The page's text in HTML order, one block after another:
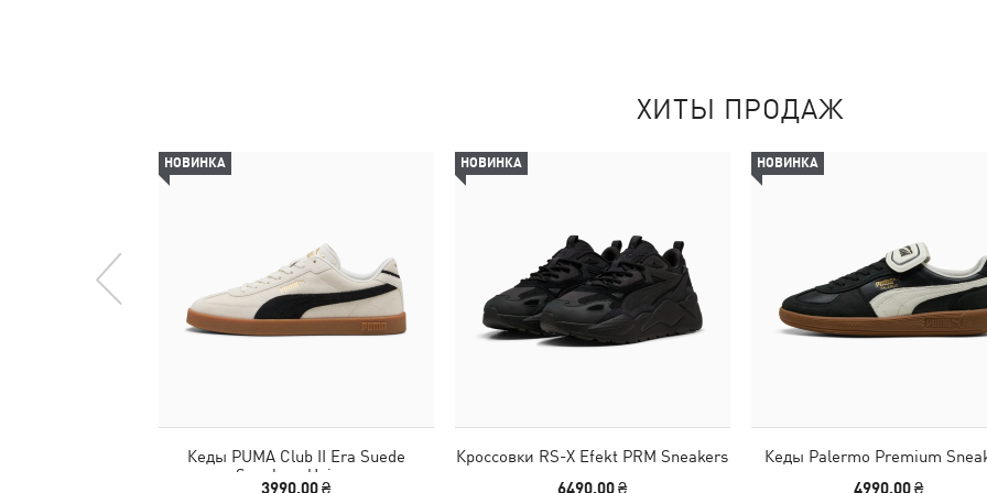
ХИТЫ ПРОДАЖ
НОВИНКА
Кеды PUMA Club II Era Suede
Sneakers Unisex
3990,00 ₴
НОВИНКА
Кроссовки RS-X Efekt PRM Sneakers
6490,00 ₴
НОВИНКА
Кеды Palermo Premium
4990,00 ₴